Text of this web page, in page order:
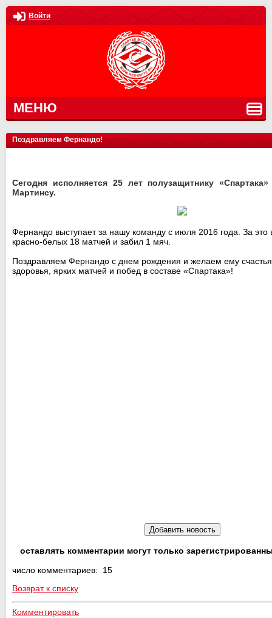
Войти
МЕНЮ
Поздравляем Фернандо!
Сегодня исполняется 25 лет полузащитнику
Мартинсу.
Фернандо выступает за нашу команду с июля 2016 года. За это
красно-белых 18 матчей и забил 1 мяч.
Поздравляем Фернандо с днем рождения и желаем ему
здоровья, ярких матчей и побед в составе «Спартака»!
оставлять комментарии могут только
число комментариев: 15
Возврат к списку
Комментировать